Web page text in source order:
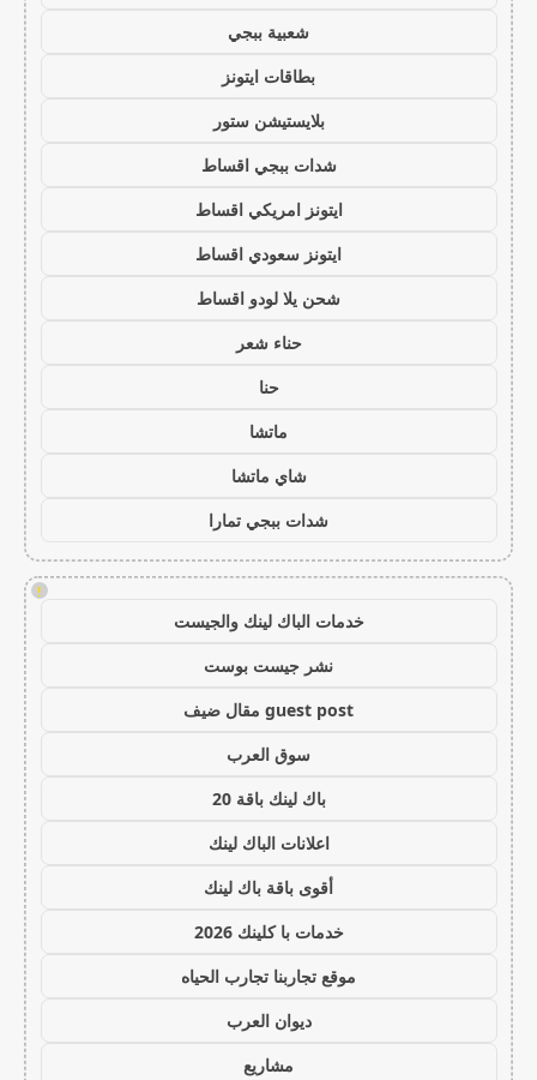
شعبية ببجي
بطاقات ايتونز
بلايستيشن ستور
شدات ببجي اقساط
ايتونز امريكي اقساط
ايتونز سعودي اقساط
شحن يلا لودو اقساط
حناء شعر
حنا
ماتشا
شاي ماتشا
شدات ببجي تمارا
!
خدمات الباك لينك والجيست
نشر جيست بوست
guest post مقال ضيف
سوق العرب
باك لينك باقة 20
اعلانات الباك لينك
أقوى باقة باك لينك
خدمات با كلينك 2026
موقع تجاربنا تجارب الحياه
ديوان العرب
مشاريع